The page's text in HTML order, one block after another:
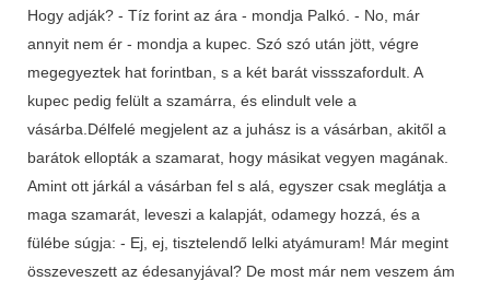
Hogy adják? - Tíz forint az ára - mondja Palkó. - No, már
annyit nem ér - mondja a kupec. Szó szó után jött, végre
megegyeztek hat forintban, s a két barát vissszafordult. A
kupec pedig felült a szamárra, és elindult vele a
vásárba.Délfelé megjelent az a juhász is a vásárban, akitől a
barátok ellopták a szamarat, hogy másikat vegyen magának.
Amint ott járkál a vásárban fel s alá, egyszer csak meglátja a
maga szamarát, leveszi a kalapját, odamegy hozzá, és a
fülébe súgja: - Ej, ej, tisztelendő lelki atyámuram! Már megint
összeveszett az édesanyjával? De most már nem veszem ám